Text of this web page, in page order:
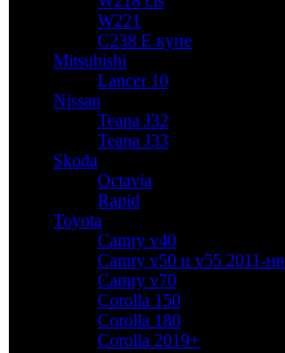
W221
C238 E купе
Mitsubishi
Lancer 10
Nissan
Teana J32
Teana J33
Skoda
Octavia
Rapid
Toyota
Camry v40
Camry v50 и v55 2011-нв
Camry v70
Corolla 150
Corolla 180
Corolla 2019+